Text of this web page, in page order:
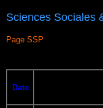
Sciences Sociales
Page SSP
Date